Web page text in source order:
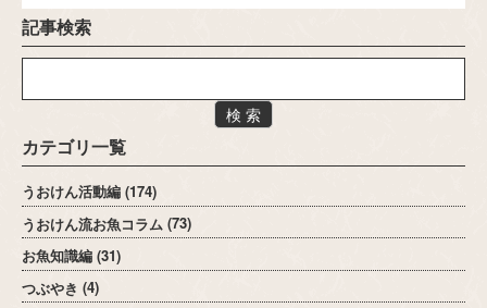
記事検索
検 索
カテゴリ一覧
うおけん活動編 (174)
うおけん流お魚コラム (73)
お魚知識編 (31)
つぶやき (4)